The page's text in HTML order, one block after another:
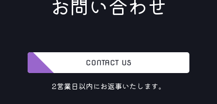
お問い合わせ
CONTACT US
2営業日以内にお返事いたします。